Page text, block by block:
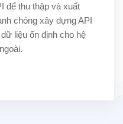
để thu thập và xuất
chóng xây dựng API
liệu ổn định cho hệ